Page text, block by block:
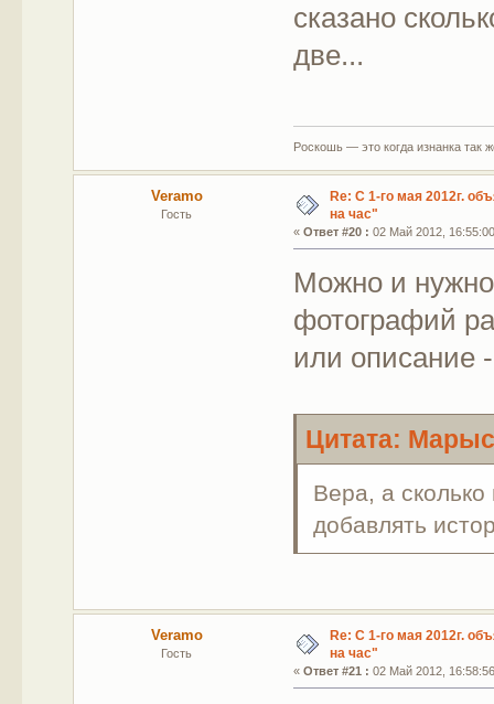
сказано
две...
Роскошь — это когда изнанка
Veramo
Гость
Re: С 1-го мая 2012г.
на час"
«Ответ #20 : 02 Май 2012,
Можно и
фотографий
или описание
Цитата:
Вера, а
добавлять
Veramo
Гость
Re: С 1-го мая 2012г.
на час"
«Ответ #21 : 02 Май 2012,